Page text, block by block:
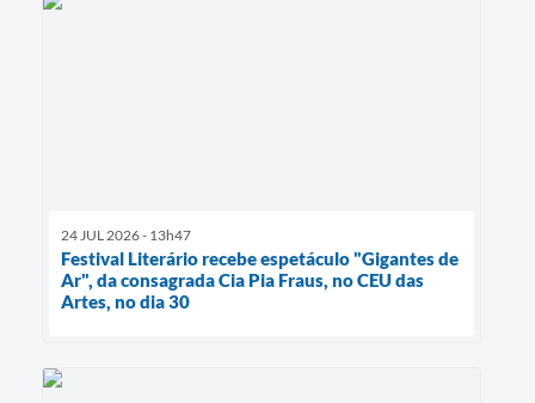
24 JUL 2026 - 13h47
Festival Literário recebe espetáculo "Gigantes de
Ar", da consagrada Cia Pia Fraus, no CEU das
Artes, no dia 30